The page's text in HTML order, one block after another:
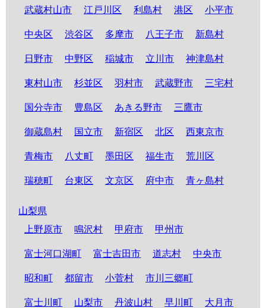
武蔵村山市 江戸川区 利島村 港区 小平市
中央区 渋谷区 多摩市 八王子市 新島村
日野市 中野区 稲城市 立川市 神津島村
東村山市 杉並区 羽村市 武蔵野市 三宅村
国分寺市 豊島区 あきる野市 三鷹市
御蔵島村 国立市 新宿区 北区 西東京市
青梅市 八丈町 墨田区 福生市 荒川区
瑞穂町 台東区 文京区 府中市 青ヶ島村
山梨県
上野原市
鳴沢村 甲府市 甲州市
富士河口湖町 富士吉田市 道志村 中央市
昭和町 都留市 小菅村 市川三郷町
富士川町 山梨市 丹波山村 早川町 大月市